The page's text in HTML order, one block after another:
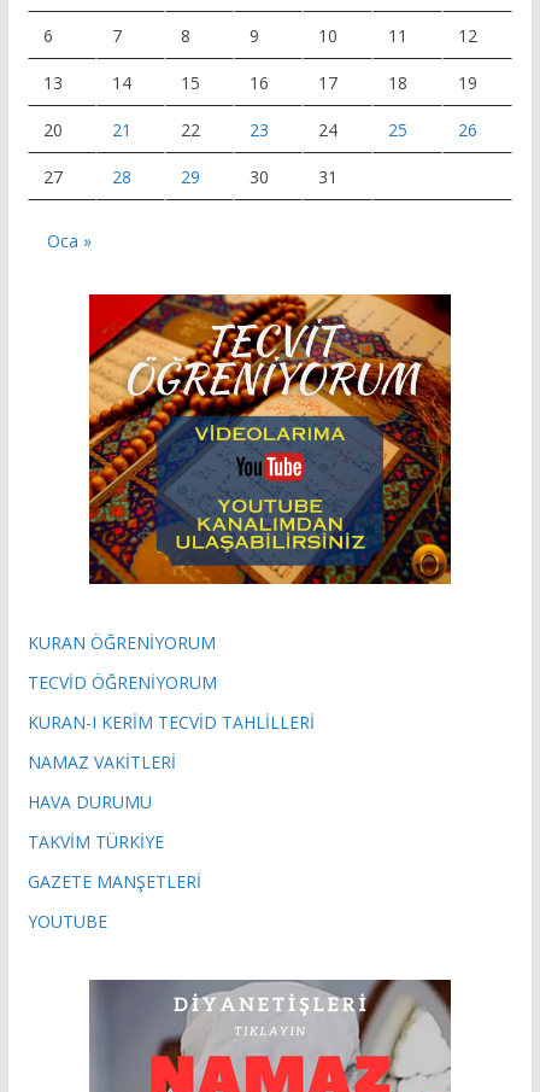
6 7 8 9 10 11 12
13 14 15 16 17 18 19
20 21 22 23 24 25 26
27 28 29 30 31
Oca »
KURAN ÖĞRENİYORUM
TECVİD ÖĞRENİYORUM
KURAN-I KERİM TECVİD TAHLİLLERİ
NAMAZ VAKİTLERİ
HAVA DURUMU
TAKVİM TÜRKİYE
GAZETE MANŞETLERİ
YOUTUBE